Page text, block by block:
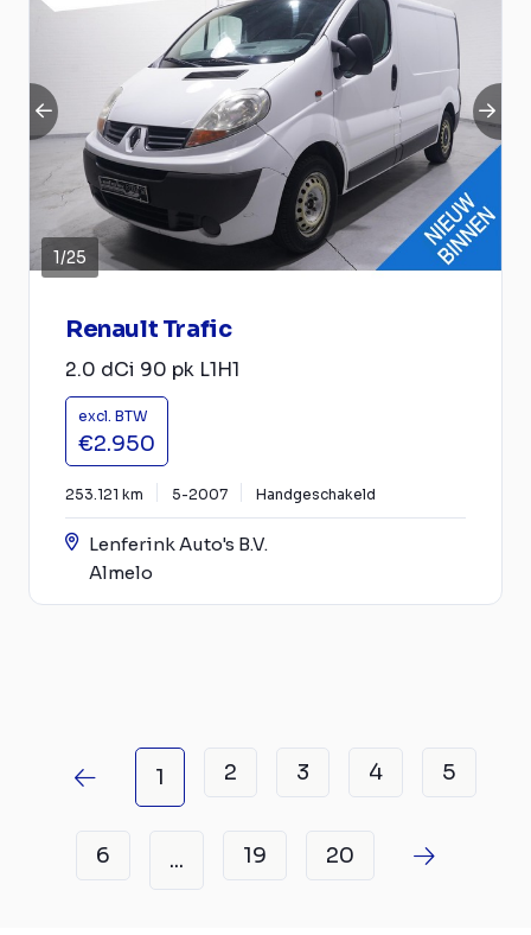
1/25
Renault Trafic
2.0 dCi 90 pk L1H1
excl. BTW
€2.950
253.121 km 5-2007 Handgeschakeld
Lenferink Auto's B.V.
Almelo
1 2 3 4 5
6 ... 19 20